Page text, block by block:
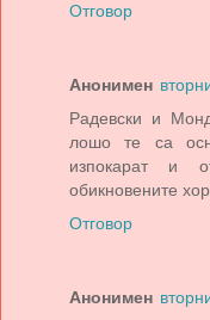
Отговор
Анонимен
Радевски и
лошо те са
изпокарат и
обикновените
Отговор
Анонимен